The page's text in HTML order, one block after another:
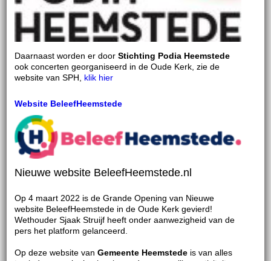
Daarnaast worden er door Stichting Podia Heemstede
ook concerten georganiseerd in de Oude Kerk, zie de
website van SPH, klik hier
Website BeleefHeemstede
Nieuwe website BeleefHeemstede.nl
Op 4 maart 2022 is de Grande Opening van Nieuwe
website BeleefHeemstede in de Oude Kerk gevierd!
Wethouder Sjaak Struijf heeft onder aanwezigheid van de
pers het platform gelanceerd.
Op deze website van Gemeente Heemstedeis van alles